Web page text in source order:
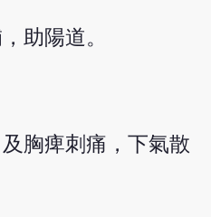
助陽道。
胸痺刺痛，下氣散